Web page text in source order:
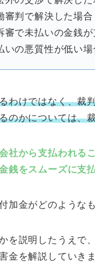
審判で解決した場合
審で未払いの金銭
いの悪質性が低い場
わけではなく、裁
のかについては、
社から支払われる
銭をスムーズに支
加金がどのような
を説明したうえで
金を解説していきま